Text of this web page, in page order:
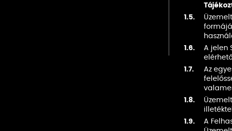
1.5.
1.6.
A jelen
1.7.
Az
1.8.
1.9.
A